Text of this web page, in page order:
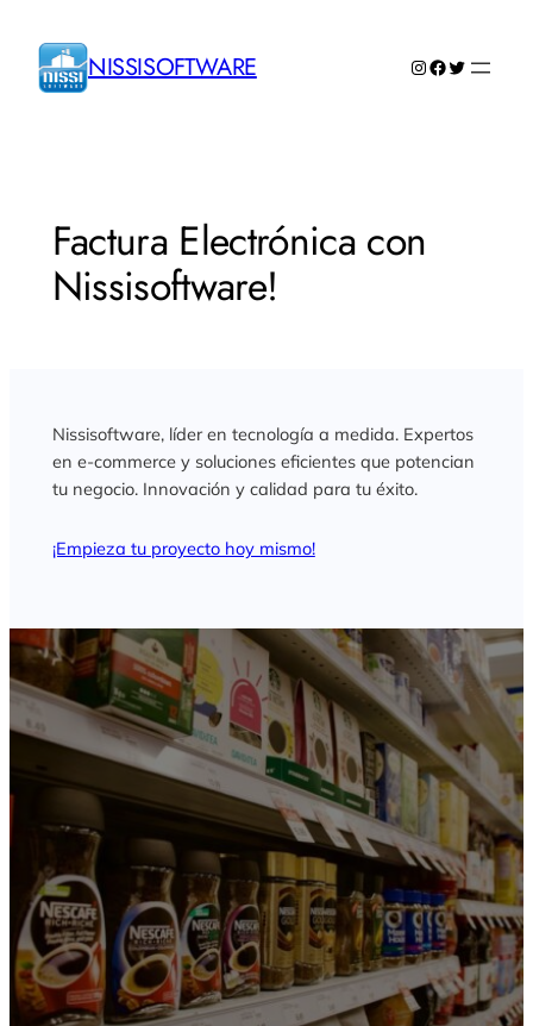
contenidoNISSISOFTWARE Instagram
Facebook
Twitter
Factura Electrónica con
Nissisoftware!
Nissisoftware, líder en tecnología a medida. Expertos
en e-commerce y soluciones eficientes que potencian
tu negocio. Innovación y calidad para tu éxito.
¡Empieza tu proyecto hoy mismo!